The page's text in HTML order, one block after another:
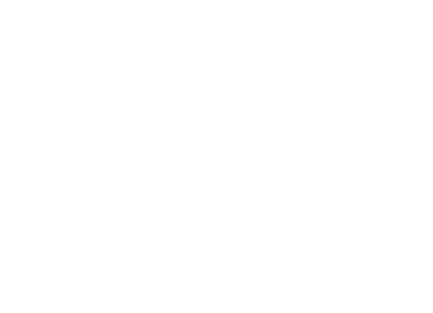
des fonctionnalités de réseaux sociaux et analyser notre trafic.
nos partenaires sociaux, publicitaires et analytiques. Ces
leur avez fournies ou qu'ils ont collectées lors de votre
site ne fonctionnera pas comme prévu sans eux. Ces cookies